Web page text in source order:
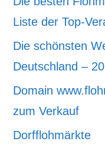
Liste der Top-
Die schönsten
Deutschland –
Domain
zum Verkauf
Dorfflohmärkte